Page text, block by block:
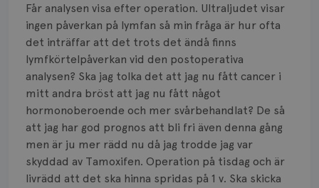
Får analysen visa efter operation. Ultraljudet visar
ingen påverkan på lymfan så min fråga är hur ofta
det inträffar att det trots det ändå finns
lymfkörtelpåverkan vid den postoperativa
analysen? Ska jag tolka det att jag nu fått cancer i
mitt andra bröst att jag nu fått något
hormonoberoende och mer svårbehandlat? De så
att jag har god prognos att bli fri även denna gång
men är ju mer rädd nu då jag trodde jag var
skyddad av Tamoxifen. Operation på tisdag och är
livrädd att det ska hinna spridas på 1 v. Ska skicka
Läkemedel
Typ av bröstcancer
Smärta
Prognos
Risker
Spridd bröstcancer